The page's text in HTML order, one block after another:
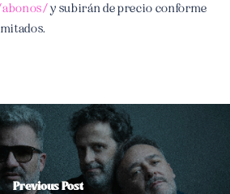
y subirán de precio conforme
Previous Post